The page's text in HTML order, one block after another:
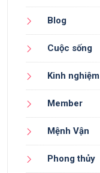
Blog
Cuộc sống
Kinh nghiệm
Member
Mệnh Vận
Phong thủy